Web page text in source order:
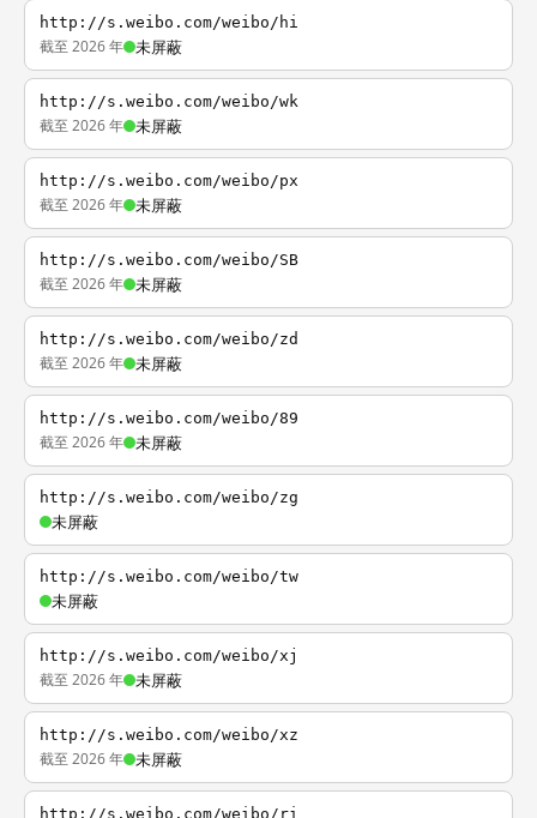
http://s.weibo.com/weibo/hi
截至 2026 年 未屏蔽
http://s.weibo.com/weibo/wk
截至 2026 年 未屏蔽
http://s.weibo.com/weibo/px
截至 2026 年 未屏蔽
http://s.weibo.com/weibo/SB
截至 2026 年 未屏蔽
http://s.weibo.com/weibo/zd
截至 2026 年 未屏蔽
http://s.weibo.com/weibo/89
截至 2026 年 未屏蔽
http://s.weibo.com/weibo/zg
未屏蔽
http://s.weibo.com/weibo/tw
未屏蔽
http://s.weibo.com/weibo/xj
截至 2026 年 未屏蔽
http://s.weibo.com/weibo/xz
截至 2026 年 未屏蔽
http://s.weibo.com/weibo/ri